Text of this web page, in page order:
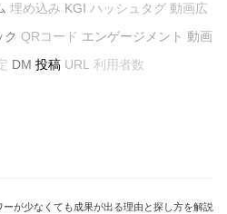
埋め込み KGI ハッシュタグ 動画広
ク QRコード エンゲージメント 動画
DM 投稿 URL 利用者数
が少なくても成果が出る理由と探し方を解説